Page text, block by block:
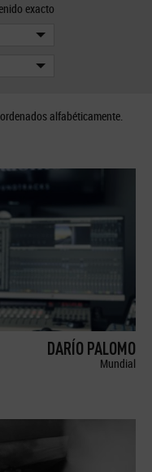
exacto
alfabéticamente.
DARÍO PALOMO
Mundial